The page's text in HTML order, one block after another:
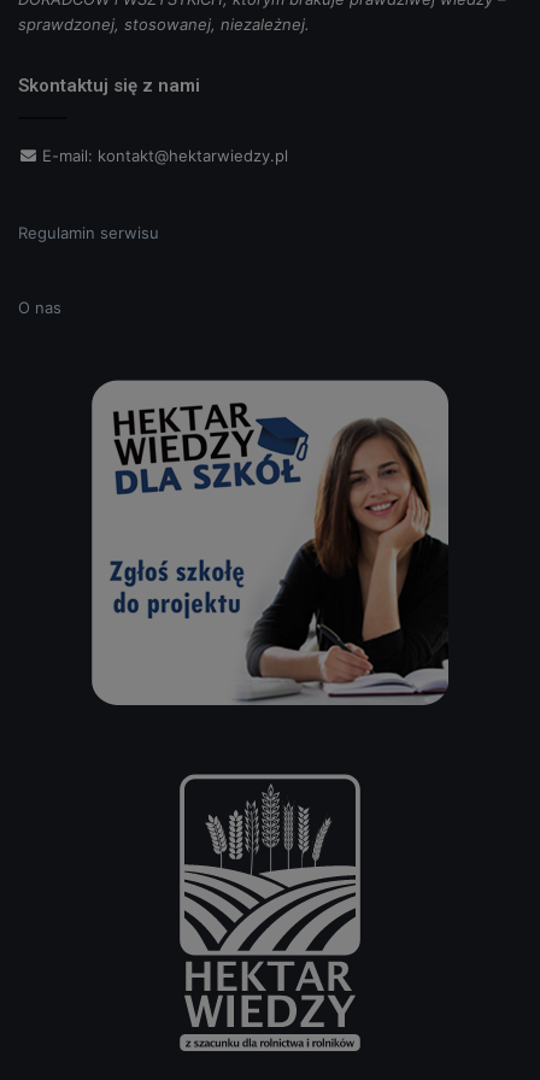
sprawdzonej, stosowanej, niezależnej.
Skontaktuj się z nami
E-mail: kontakt@hektarwiedzy.pl
Regulamin serwisu
O nas